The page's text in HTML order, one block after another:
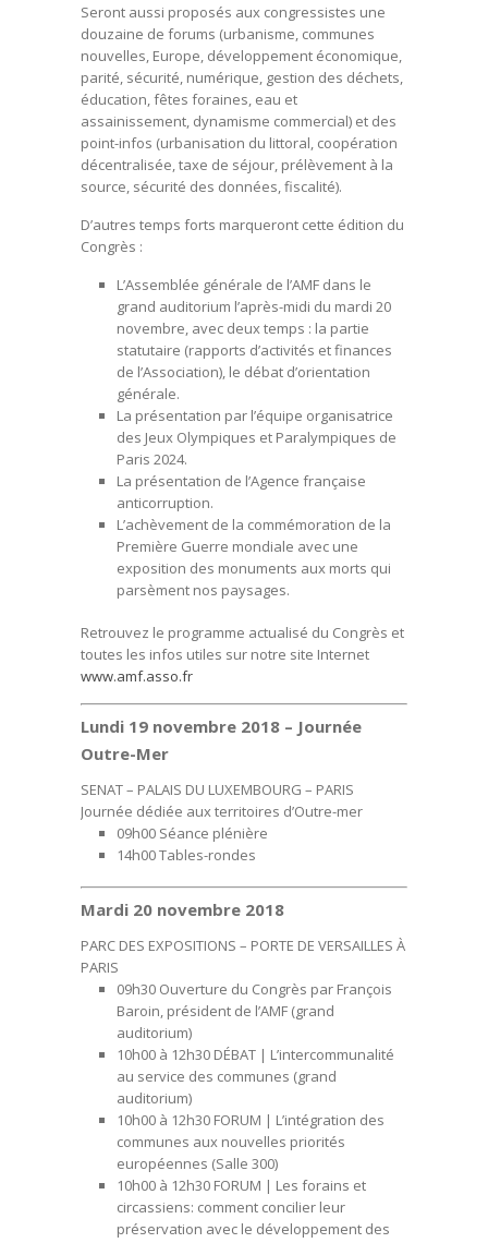
Seront aussi proposés aux congressistes une
douzaine de forums (urbanisme, communes
nouvelles, Europe, développement économique,
parité, sécurité, numérique, gestion des déchets,
éducation, fêtes foraines, eau et
assainissement, dynamisme commercial) et des
point-infos (urbanisation du littoral, coopération
décentralisée, taxe de séjour, prélèvement à la
source, sécurité des données, fiscalité).
D’autres temps forts marqueront cette édition du
Congrès :
L’Assemblée générale de l’AMF dans le
grand auditorium l’après-midi du mardi 20
novembre, avec deux temps : la partie
statutaire (rapports d’activités et finances
de l’Association), le débat d’orientation
générale.
La présentation par l’équipe organisatrice
des Jeux Olympiques et Paralympiques de
Paris 2024.
La présentation de l’Agence française
anticorruption.
L’achèvement de la commémoration de la
Première Guerre mondiale avec une
exposition des monuments aux morts qui
parsèment nos paysages.
Retrouvez le programme actualisé du Congrès et
toutes les infos utiles sur notre site Internet
www.amf.asso.fr
Lundi 19 novembre 2018 – Journée
Outre-Mer
SENAT – PALAIS DU LUXEMBOURG – PARIS
Journée dédiée aux territoires d’Outre-mer
09h00 Séance plénière
14h00Tables-rondes
Mardi 20 novembre 2018
PARC DES EXPOSITIONS – PORTE DE VERSAILLES À
PARIS
09h30 Ouverture du Congrès par François
Baroin, président de l’AMF(grand
auditorium)
10h00 à 12h30 DÉBAT | L’intercommunalité
au service des communes (grand
auditorium)
10h00 à 12h30 FORUM | L’intégration des
communes aux nouvelles priorités
européennes (Salle 300)
10h00 à 12h30 FORUM | Les forains et
circassiens: comment concilier leur
préservation avec le développement des